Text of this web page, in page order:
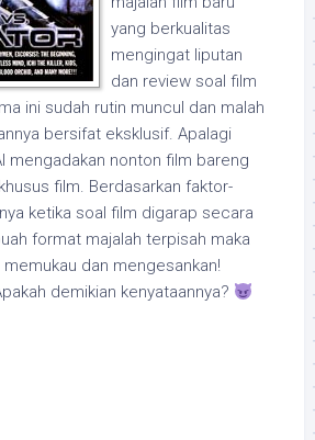
yang berkualitas
mengingat liputan
dan review soal film
ini sudah rutin muncul dan malah
bersifat eksklusif. Apalagi
mengadakan nonton film bareng
film. Berdasarkan faktor-
ketika soal film digarap secara
format majalah terpisah maka
dan mengesankan!
demikian kenyataannya?